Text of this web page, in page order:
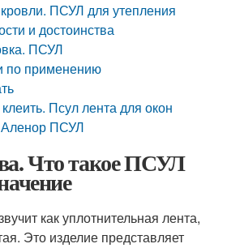
ПСУЛ для утепления
и достоинства
ПСУЛ
по применению
Псул лента для окон
ПСУЛ
Что такое ПСУЛ
как уплотнительная лента,
Это изделие представляет